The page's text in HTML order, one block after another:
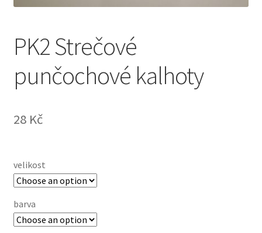
PK2 Strečové
punčochové kalhoty
28 Kč
velikost
barva